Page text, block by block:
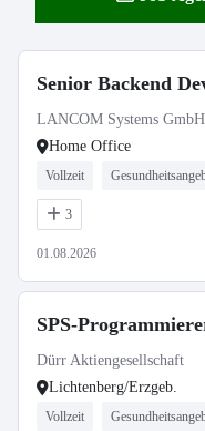
Senior Backend
LANCOM Systems GmbH
Home Office
Vollzeit
3
01.08.2026
SPS-
Dürr Aktiengesellschaft
Lichtenberg/Erzgeb.
Vollzeit